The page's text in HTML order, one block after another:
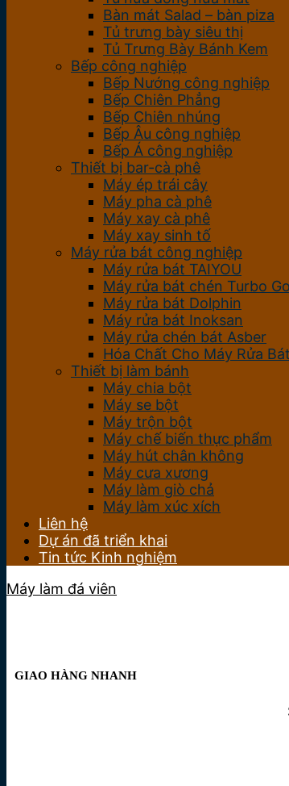
Bàn mát Salad – bàn piza
Tủ trưng bày siêu thị
Tủ Trưng Bày Bánh Kem
Bếp công nghiệp
Bếp Nướng công nghiệp
Bếp Chiên Phẳng
Bếp Chiên nhúng
Bếp Âu công nghiệp
Bếp Á công nghiệp
Thiết bị bar-cà phê
Máy ép trái cây
Máy pha cà phê
Máy xay cà phê
Máy xay sinh tố
Máy rửa bát công nghiệp
Máy rửa bát TAIYOU
Máy rửa bát chén Turbo
Máy rửa bát Dolphin
Máy rửa bát Inoksan
Máy rửa chén bát Asber
Hóa Chất Cho Máy Rửa Bát
Thiết bị làm bánh
Máy chia bột
Máy se bột
Máy trộn bột
Máy chế biến thực phẩm
Máy hút chân không
Máy cưa xương
Máy làm giò chả
Máy làm xúc xích
Liên hệ
Dự án đã triển khai
Tin tức Kinh nghiệm
Máy làm đá viên
GIAO HÀNG NHANH